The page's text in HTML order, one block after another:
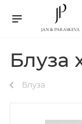
Блуза
Блуза